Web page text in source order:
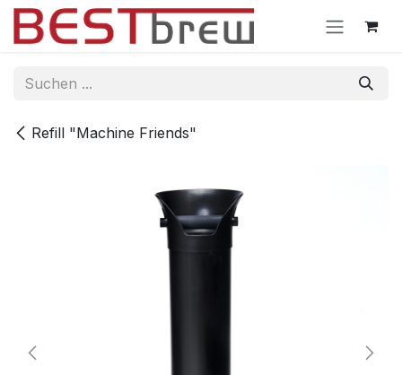
Zum Inhalt springen
Refill "Machine Friends"